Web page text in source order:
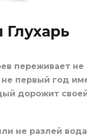
переживает
первый год
дорожит
не разлей